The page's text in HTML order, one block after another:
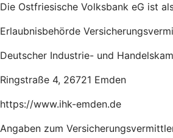
Die Ostfriesische Volksbank eG ist
Erlaubnisbehörde
Deutscher Industrie- und
Ringstraße 4, 26721 Emden
https://www.ihk-emden.de
Angaben zum